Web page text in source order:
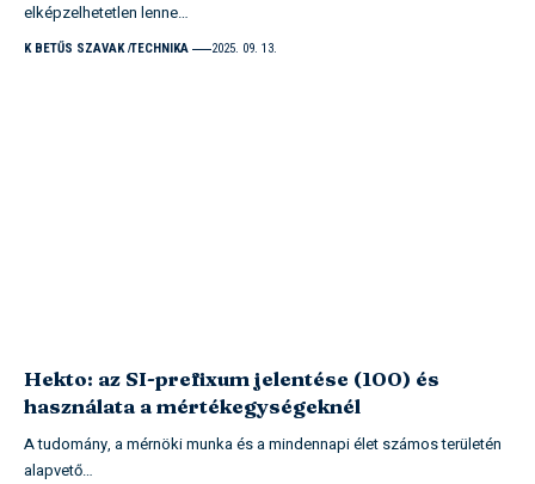
elképzelhetetlen lenne…
K BETŰS SZAVAK TECHNIKA 2025. 09. 13.
Hekto: az SI-prefixum jelentése (100) és
használata a mértékegységeknél
A tudomány, a mérnöki munka és a mindennapi élet számos területén
alapvető…